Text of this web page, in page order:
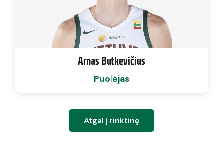
Arnas Butkevičius
Puolėjas
Atgal į rinktinę